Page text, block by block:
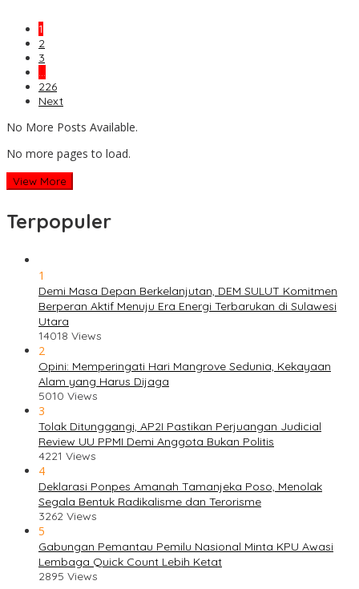
1
2
3
…
226
Next
No More Posts Available.
No more pages to load.
View More
Terpopuler
1
Demi Masa Depan Berkelanjutan, DEM SULUT Komitmen
Berperan Aktif Menuju Era Energi Terbarukan di Sulawesi
Utara
14018 Views
2
Opini: Memperingati Hari Mangrove Sedunia, Kekayaan
Alam yang Harus Dijaga
5010 Views
3
Tolak Ditunggangi, AP2I Pastikan Perjuangan Judicial
Review UU PPMI Demi Anggota Bukan Politis
4221 Views
4
Deklarasi Ponpes Amanah Tamanjeka Poso, Menolak
Segala Bentuk Radikalisme dan Terorisme
3262 Views
5
Gabungan Pemantau Pemilu Nasional Minta KPU Awasi
Lembaga Quick Count Lebih Ketat
2895 Views